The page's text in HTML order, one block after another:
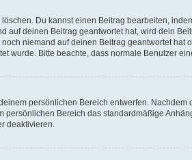
Du kannst einen Beitrag bearbeiten,
deinen Beitrag geantwortet hat, wird dein
niemand auf deinen Beitrag geantwortet hat
Bitte beachte, dass normale Benutzer
persönlichen Bereich entwerfen.
Bereich das standardmäßige
deaktivieren.